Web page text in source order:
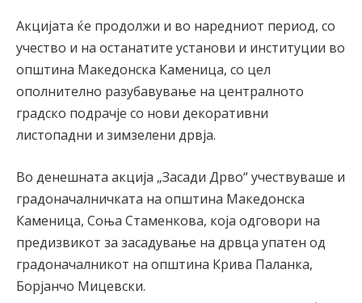
Акцијата ќе продолжи и во наредниот период, со
учество и на останатите установи и институции во
општина Македонска Каменица, со цел
ополнително разубавување на централното
градско подрачје со нови декоративни
листопадни и зимзелени дрвја.
Во денешната акција „Засади Дрво“ учествуваше и
градоначалничката на општина Македонска
Каменица, Соња Стаменкова, која одговори на
предизвикот за засадување на дрвца упатен од
градоначалникот на општина Крива Паланка,
Борјанчо Мицевски.